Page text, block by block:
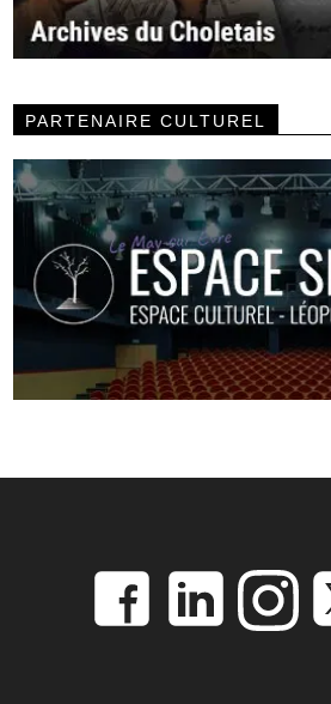
PARTENAIRE CULTUREL